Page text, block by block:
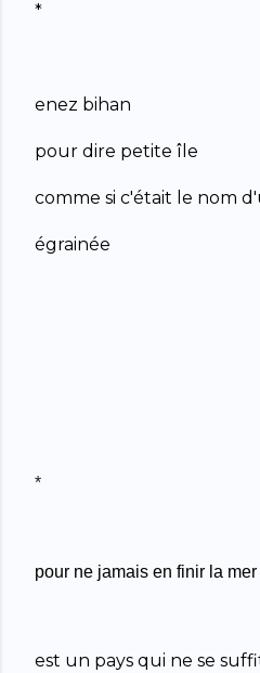
*
enez bihan
pour dire petite île
comme si c'était le nom
égrainée
*
pour ne jamais en finir la mer
est un pays qui ne se